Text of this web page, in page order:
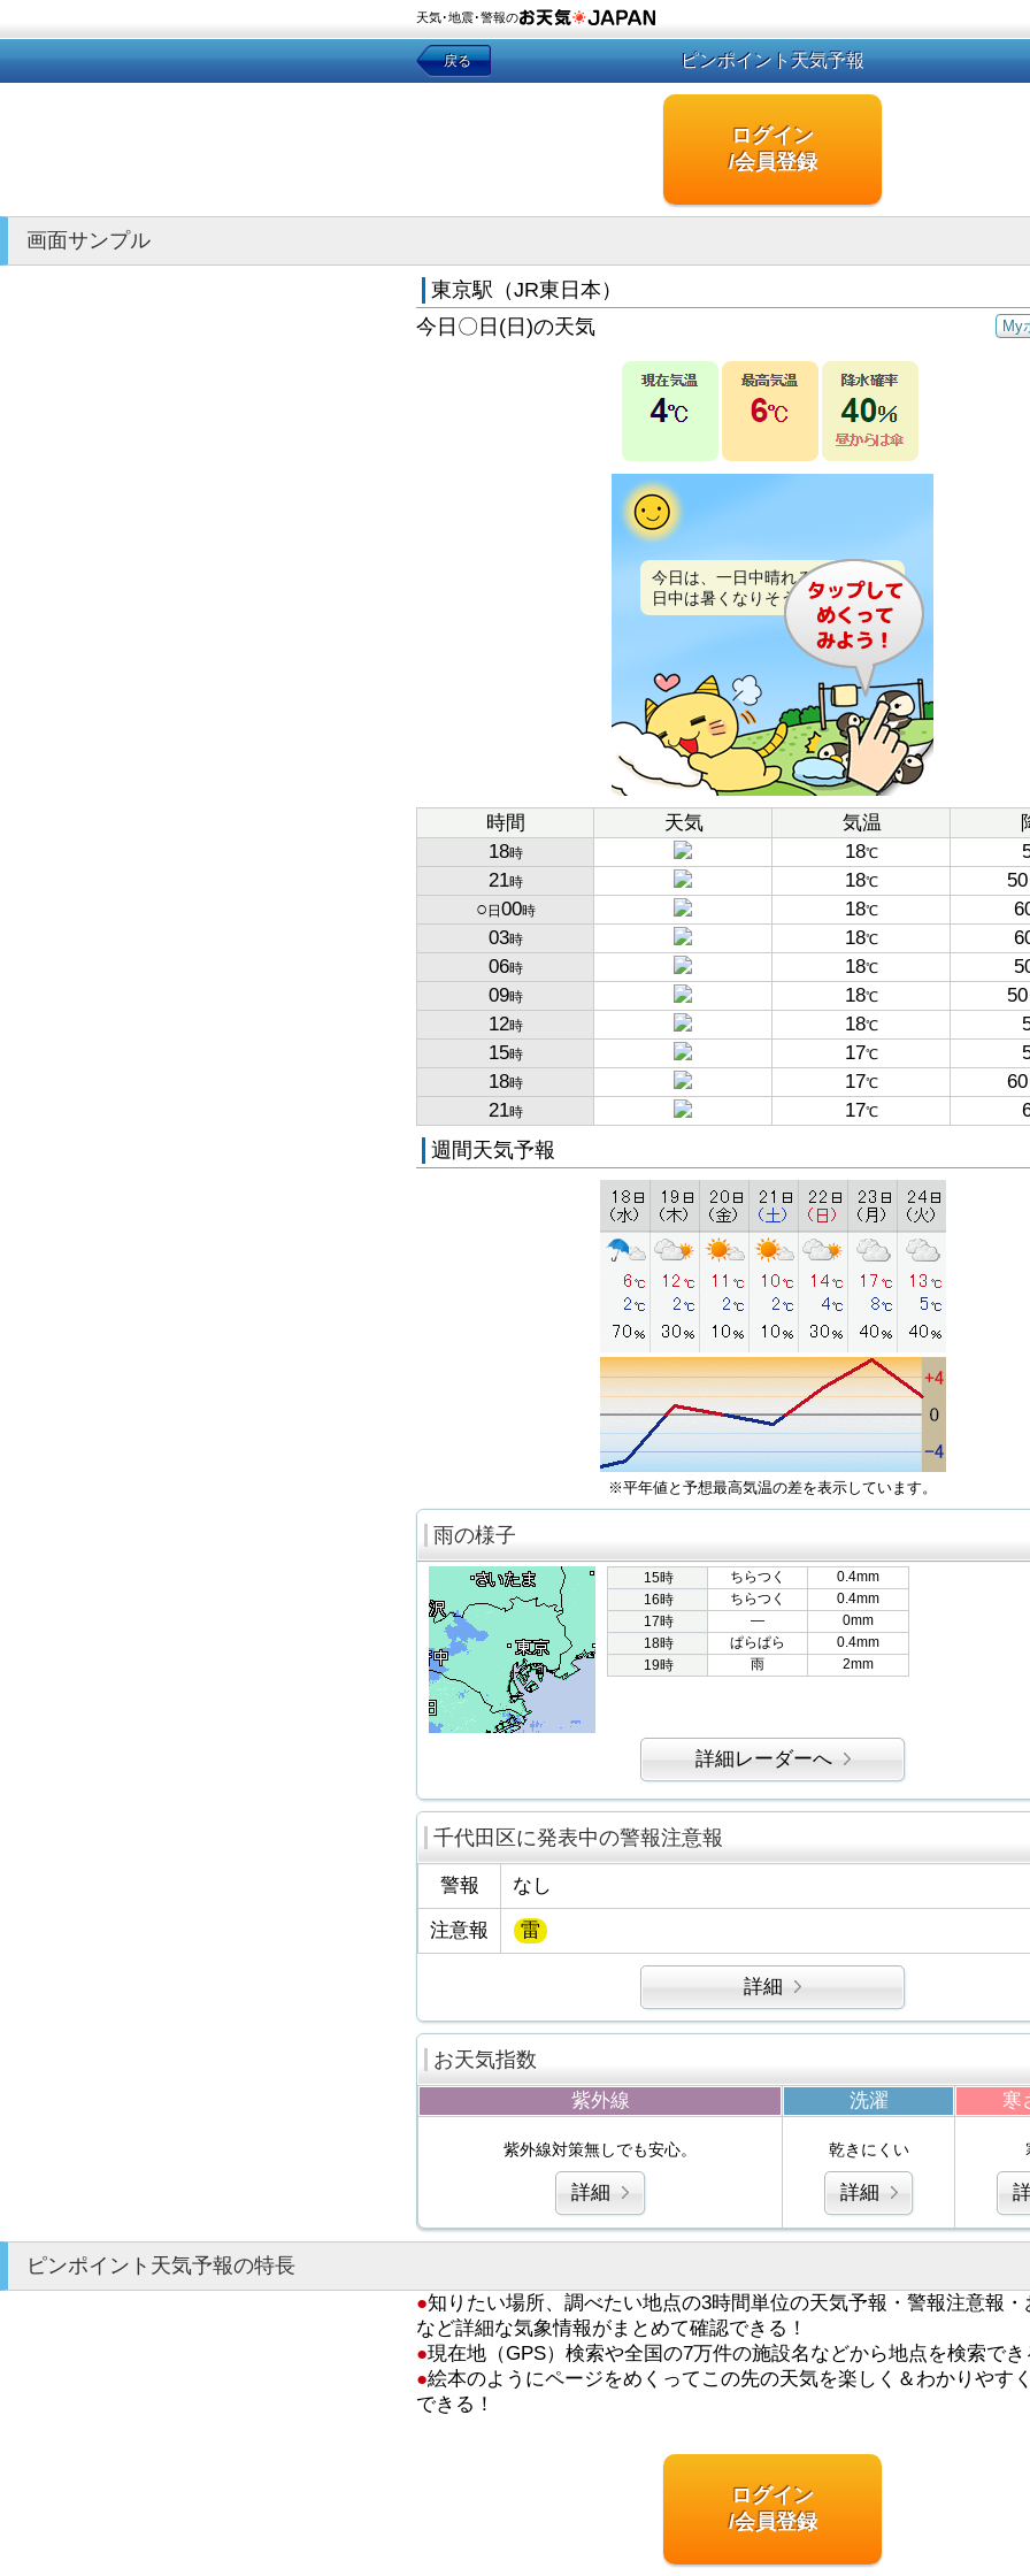
天気･地震･警報の
戻る ピンポイント天気予報
ログイン
/会員登録
画面サンプル
東京駅（JR東日本）
My
今日〇日(日)の天気
今日は、一日中晴れるでしょう。
日中は暑くなりそうです。
時間 天気 気温
18時 18℃
21時 18℃ 50
○ 日 00時 18℃
03時 18℃
06時 18℃
09時 18℃ 50
12時 18℃
15時 17℃
18時 17℃ 60
21時 17℃
週間天気予報
※平年値と予想最高気温の差を表示しています。
雨の様子
15時 ちらつく
0.4mm
16時
ちらつく
0.4mm
17時
―
0mm
18時
ぱらぱら
0.4mm
19時
雨 2mm
詳細レーダーへ
千代田区に発表中の警報注意報
警報 なし
注意報 雷
詳細
お天気指数
紫外線 洗濯 寒
紫外線対策無しでも安心。
詳細
乾きにくい
詳細
ピンポイント天気予報の特長
●知りたい場所、調べたい地点の3時間単位の天気予報・警報注意報・
など詳細な気象情報がまとめて確認できる！
●現在地（GPS）検索や全国の7万件の施設名などから地点を検索でき
●絵本のようにページをめくってこの先の天気を楽しく＆わかりやす
できる！
ログイン
/会員登録